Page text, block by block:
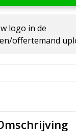
logo in de
offertemand